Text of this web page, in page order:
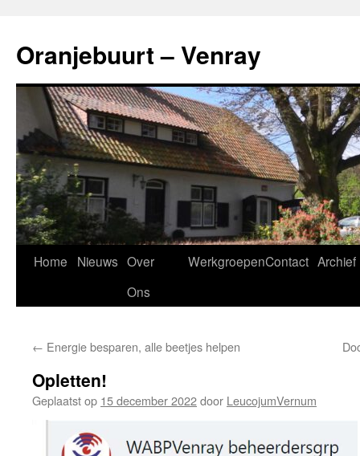
de
inhoud
Oranjebuurt – Venray
Home Nieuws Over
Ons
WerkgroepenContact Archief
← Energie besparen, alle beetjes helpen
Opletten!
Geplaatst op 15 december 2022door LeucojumVernum